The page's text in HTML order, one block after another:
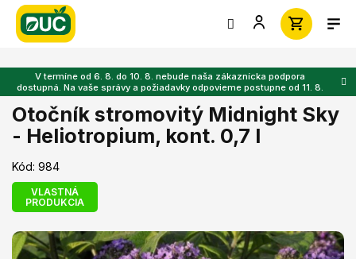
Prejsť
obsah
V termíne od 6. 8. do 10. 8. nebude naša zákaznícka podpora
dostupná. Na vaše správy a požiadavky odpovieme postupne od 11. 8.
Otočník stromovitý Midnight Sky
- Heliotropium, kont. 0,7 l
Kód: 984
VLASTNÁ
PRODUKCIA